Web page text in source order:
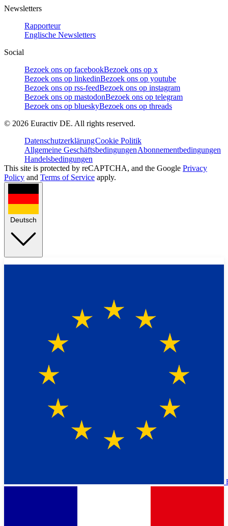
Newsletters
Rapporteur
Englische Newsletters
Social
Bezoek ons op facebookBezoek ons op x
Bezoek ons op linkedinBezoek ons op youtube
Bezoek ons op rss-feedBezoek ons op instagram
Bezoek ons op mastodonBezoek ons op telegram
Bezoek ons op blueskyBezoek ons op threads
© 2026 Euractiv DE. All rights reserved.
DatenschutzerklärungCookie Politik
Allgemeine GeschäftsbedingungenAbonnementbedingungen
Handelsbedingungen
This site is protected by reCAPTCHA, and the Google Privacy
Policy and Terms of Service apply.
Deutsch